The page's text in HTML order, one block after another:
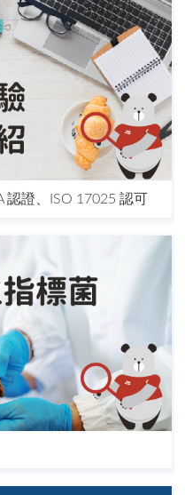
證、ISO 17025 認可